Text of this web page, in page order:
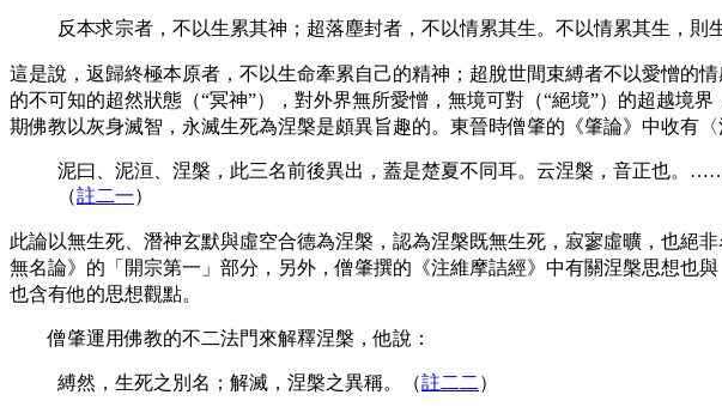
反本求宗者，不以生累其神；超落塵封者，不以情累其生。不以情累其生，
這是說，返歸終極本原者，不以生命牽累自己的精神；超脫世間束縛者不以愛憎的
的不可知的超然狀態（“冥神”），對外界無所愛憎，無境可對（“絕境”）的超越境
期佛教以灰身滅智，永滅生死為涅槃是頗異旨趣的。東晉時僧肇的《肇論》中收有
泥曰、泥洹、涅槃，此三名前後異出，蓋是楚夏不同耳。云涅槃，音正也。
（註二一）
此論以無生死、潛神玄默與虛空合德為涅槃，認為涅槃既無生死，寂寥虛曠，也絕
無名論》的「開宗第一」部分，另外，僧肇撰的《注維摩詰經》中有關涅槃思想也
也含有他的思想觀點。
僧肇運用佛教的不二法門來解釋涅槃，他說：
縛然，生死之別名；解滅，涅槃之異稱。 （註二二 ）